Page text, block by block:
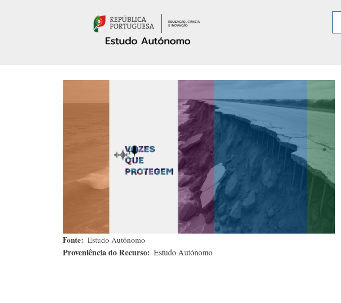
Fonte Estudo Autónomo
Proveniência do Recurso Estudo Autónomo